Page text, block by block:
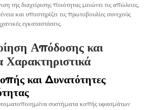
της διαχείρισης ποιότητας μειώνει τις απώλειες,
και υποστηρίζει τις πρωτοβουλίες συνεχούς
εγκαταστάσεις.
Απόδοσης και
και Δυνατότητες
συστήματα κοπής υφασμάτων